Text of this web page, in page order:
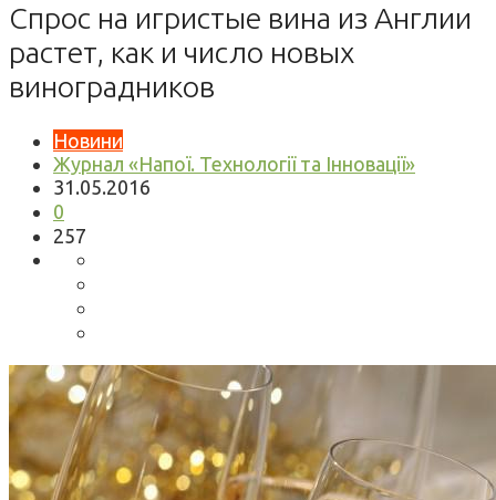
Спрос на игристые вина из Англии
растет, как и число новых
виноградников
Новини
Журнал «Напої. Технології та Інновації»
31.05.2016
0
257